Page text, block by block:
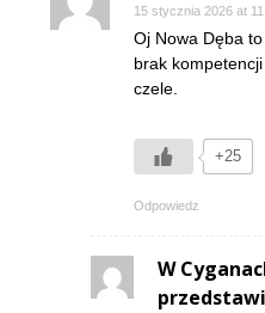
15 stycznia 2026 at
Oj Nowa Dęba
brak
czele.
+25
Odpowiedz
W